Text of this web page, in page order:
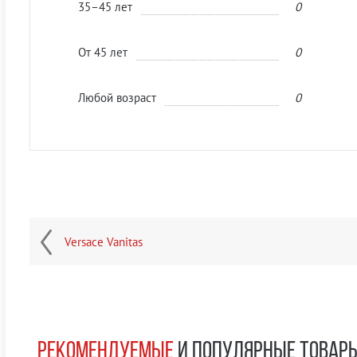
35–45 лет 0
От 45 лет 0
Любой возраст 0
Versace Vanitas